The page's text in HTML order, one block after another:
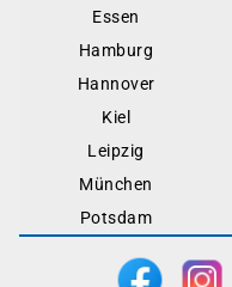
Essen
Hamburg
Hannover
Kiel
Leipzig
München
Potsdam